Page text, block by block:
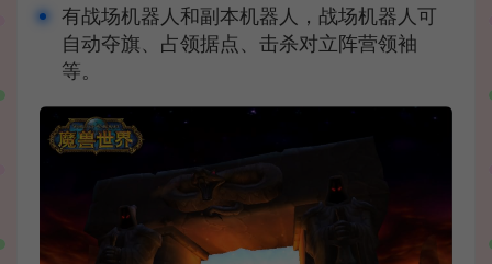
有战场机器人和副本机器人，战场机器人可
自动夺旗、占领据点、击杀对立阵营领袖
等。